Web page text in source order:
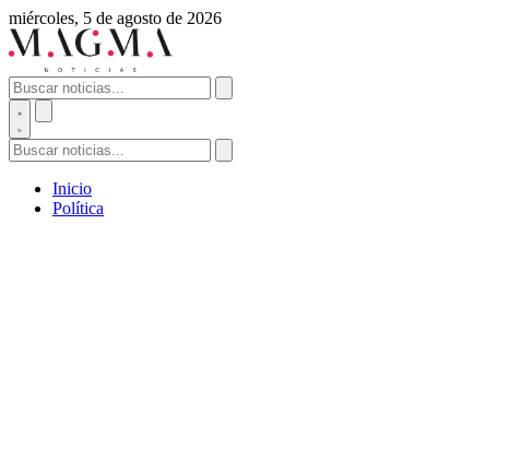
miércoles, 5 de agosto de 2026
Inicio
Política